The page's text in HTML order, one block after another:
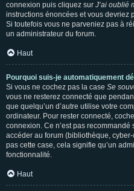
connexion puis cliquez sur J’ai oublié
instructions énoncées et vous devriez
Si toutefois vous ne parveniez pas à
un administrateur du forum.
Haut
Pourquoi suis-je automatiquement
Si vous ne cochez pas la case Se
vous ne resterez connecté que
que quelqu’un d’autre utilise votre
ordinateur. Pour rester connecté,
connexion. Ce n’est pas
accéder au forum (bibliothèque,
pas cette case, cela signifie qu’un
fonctionnalité.
Haut